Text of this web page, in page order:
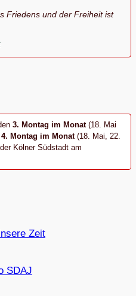
Friedens und der Freiheit ist
3. Montag im Monat (18. Mai
4. Montag im Monat(18. Mai, 22.
Kölner Südstadt am